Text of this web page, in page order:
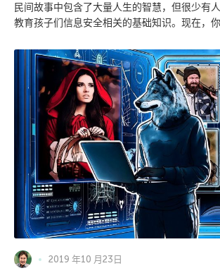
民间故事中包含了大量人生的智慧，但很少有
教育孩子们信息安全相关的基础知识。现在，你
2019 年10 月23日